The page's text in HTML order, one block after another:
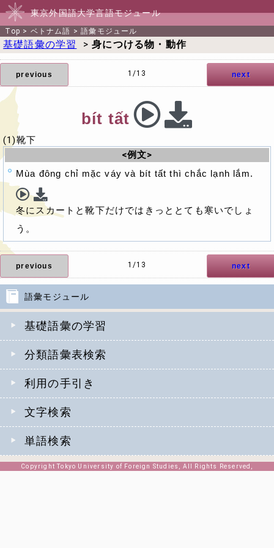
東京外国語大学言語モジュール
Top > ベトナム語 >語彙モジュール
語彙モジュール
基礎語彙の学習
分類語彙表検索
利用の手引き
文字検索
単語検索
基礎語彙の学習 >身につける物・動作
previous next
1/13
bít tất
(1)靴下
<例文>
Mùa đông chỉ mặc váy và bít tất thì chắc lạnh lắm.
冬にスカートと靴下だけではきっととても寒いでしょ
う。
previous next
1/13
Copyright Tokyo University of Foreign Studies, All Rights Reserved,